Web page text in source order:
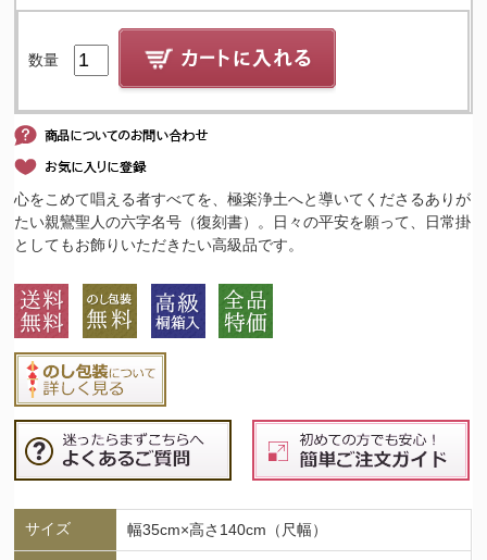
数量
心をこめて唱える者すべてを、極楽浄土へと導いてくださるありが
たい親鸞聖人の六字名号（復刻書）。日々の平安を願って、日常掛
としてもお飾りいただきたい高級品です。
サイズ 幅35cm×高さ140cm（尺幅）